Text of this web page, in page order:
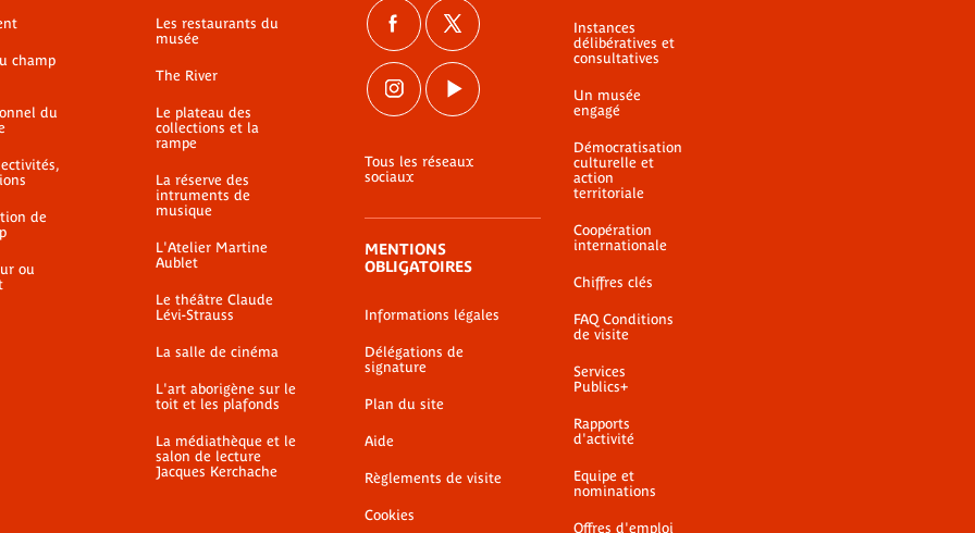
champ
du
de
ou
Les restaurants du
musée
The River
Le plateau des
collections et la
rampe
La réserve des
intruments de
musique
L'Atelier Martine
Aublet
Le théâtre Claude
Lévi-Strauss
La salle de cinéma
L'art aborigène sur le
toit et les plafonds
La médiathèque et le
salon de lecture
Jacques Kerchache
Tous les réseaux
sociaux
MENTIONS
OBLIGATOIRES
Informations légales
Délégations de
signature
Plan du site
Aide
Règlements de visite
Cookies
Instances
délibératives et
consultatives
Un musée
engagé
Démocratisation
culturelle et
action
territoriale
Coopération
internationale
Chiffres clés
FAQ Conditions
de visite
Services
Publics+
Rapports
d'activité
Equipe et
nominations
Offres d'emploi